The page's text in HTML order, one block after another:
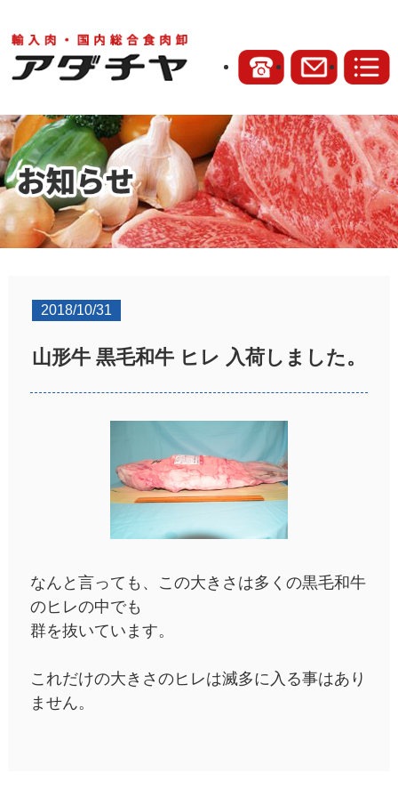
2018/10/31
山形牛 黒毛和牛 ヒレ 入荷しました。
なんと言っても、この大きさは多くの黒毛和牛
のヒレの中でも
群を抜いています。
これだけの大きさのヒレは滅多に入る事はあり
ません。